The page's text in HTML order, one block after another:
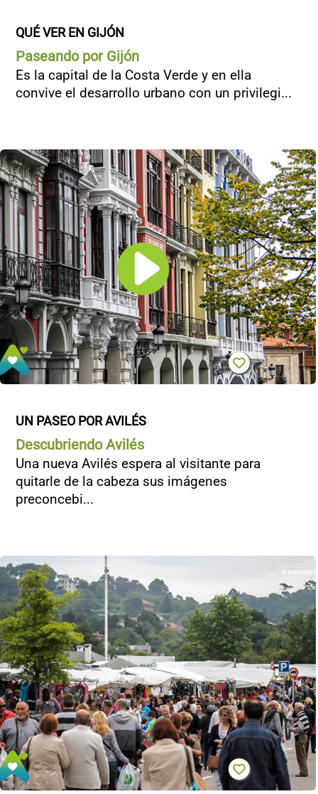
QUÉ VER EN GIJÓN
Paseando por Gijón
Es la capital de la Costa Verde y en ella
convive el desarrollo urbano con un privilegi...
UN PASEO POR AVILÉS
Descubriendo Avilés
Una nueva Avilés espera al visitante para
quitarle de la cabeza sus imágenes
preconcebi...